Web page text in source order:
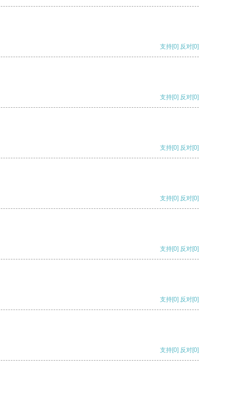
支持[0] 反对[0]
支持[0] 反对[0]
支持[0] 反对[0]
支持[0] 反对[0]
支持[0] 反对[0]
支持[0] 反对[0]
支持[0] 反对[0]